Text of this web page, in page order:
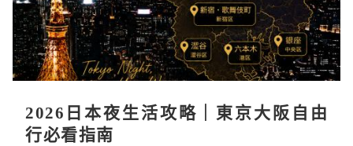
2026日本夜生活攻略｜東京大阪自由
行必看指南